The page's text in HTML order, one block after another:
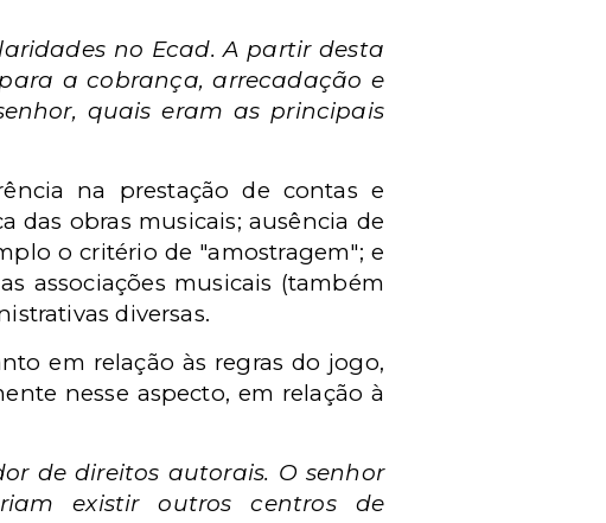
no Ecad. A partir desta
a cobrança, arrecadação e
quais eram as principais
na prestação de contas e
das obras musicais; ausência de
o critério de "amostragem"; e
associações musicais (também
diversas.
em relação às regras do jogo,
nesse aspecto, em relação à
de direitos autorais. O senhor
existir outros centros de